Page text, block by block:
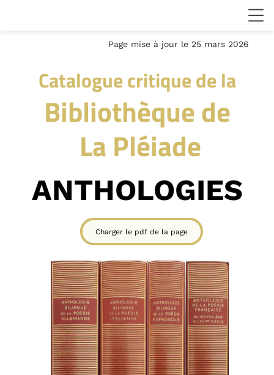
Catalogue critique de la
Bibliothèque de
La Pléiade
Page mise à jour le 25 mars 2026
ANTHOLOGIES
Charger le pdf de la page